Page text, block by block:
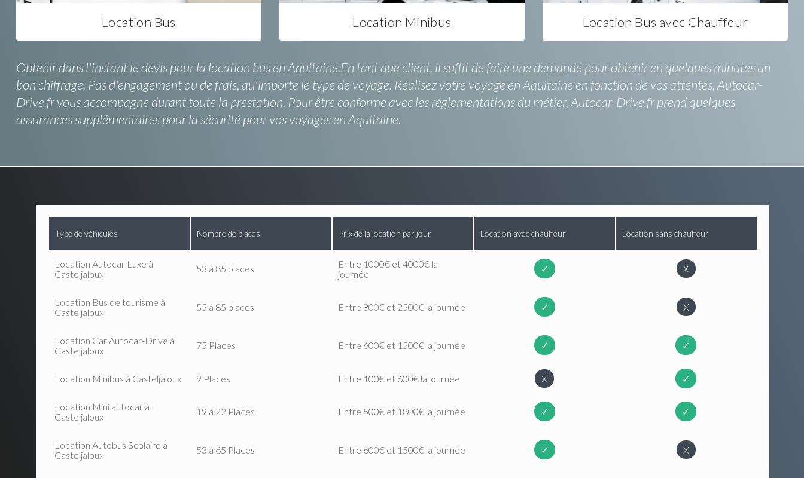
Location Bus Location Minibus Location Bus avec Chauffeur
Obtenir dans l'instant le devis pour la location bus en Aquitaine.En tant que client, il suffit de faire une demande pour obtenir en quelques minutes un
bon chiffrage. Pas d'engagement ou de frais, qu'importe le type de voyage. Réalisez votre voyage en Aquitaine en fonction de vos attentes, Autocar-
Drive.fr vous accompagne durant toute la prestation. Pour être conforme avec les réglementations du métier, Autocar-Drive.fr prend quelques
assurances supplémentaires pour la sécurité pour vos voyages en Aquitaine.
Type de véhicules Nombre de places Prix de la location par jour Location avec chauffeur Location sans chauffeur
Location Autocar Luxe à
Casteljaloux
53 à 85 places
Entre 1000€ et 4000€ la
journée
✓ X
Location Bus de tourisme à
Casteljaloux
55 à 85 places Entre 800€ et 2500€ la journée ✓ X
Location Car Autocar-Drive à
Casteljaloux
75 Places Entre 600€ et 1500€ la journée ✓ ✓
Location Minibus à Casteljaloux 9 Places Entre 100€ et 600€ la journée X ✓
Location Mini autocar à
Casteljaloux
19 à 22 Places Entre 500€ et 1800€ la journée ✓ ✓
Location Autobus Scolaire à
Casteljaloux
53 à 65 Places Entre 600€ et 1500€ la journée ✓ X